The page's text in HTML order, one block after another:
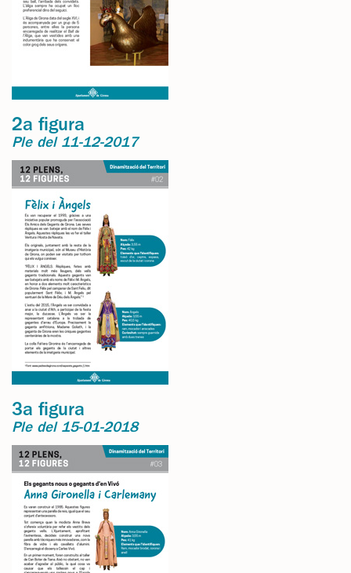
2a figura
Ple del 11-12-2017
3a figura
Ple del 15-01-2018